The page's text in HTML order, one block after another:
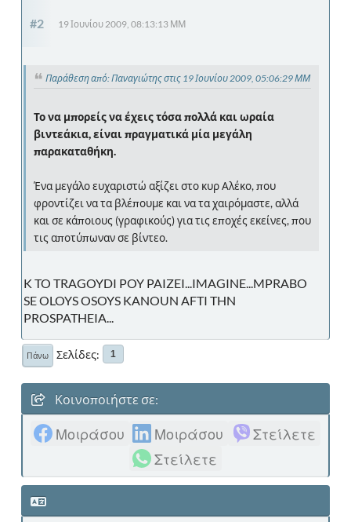
#2 19 Ιουνίου 2009, 08:13:13 ΜΜ
Παράθεση από: Παναγιώτης στις 19 Ιουνίου 2009, 05:06:29 ΜΜ
Το να μπορείς να έχεις τόσα πολλά και ωραία
βιντεάκια, είναι πραγματικά μία μεγάλη
παρακαταθήκη.
Ένα μεγάλο ευχαριστώ αξίζει στο κυρ Αλέκο, που
φροντίζει να τα βλέπουμε και να τα χαιρόμαστε, αλλά
και σε κάποιους (γραφικούς) για τις εποχές εκείνες, που
τις αποτύπωναν σε βίντεο.
K TO TRAGOYDI POY PAIZEI...IMAGINE...MPRABO
SE OLOYS OSOYS KANOUN AFTI THN
PROSPATHEIA...
Πάνω Σελίδες 1
Κοινοποιήστε σε:
Μοιράσου Μοιράσου
Στείλετε
Στείλετε